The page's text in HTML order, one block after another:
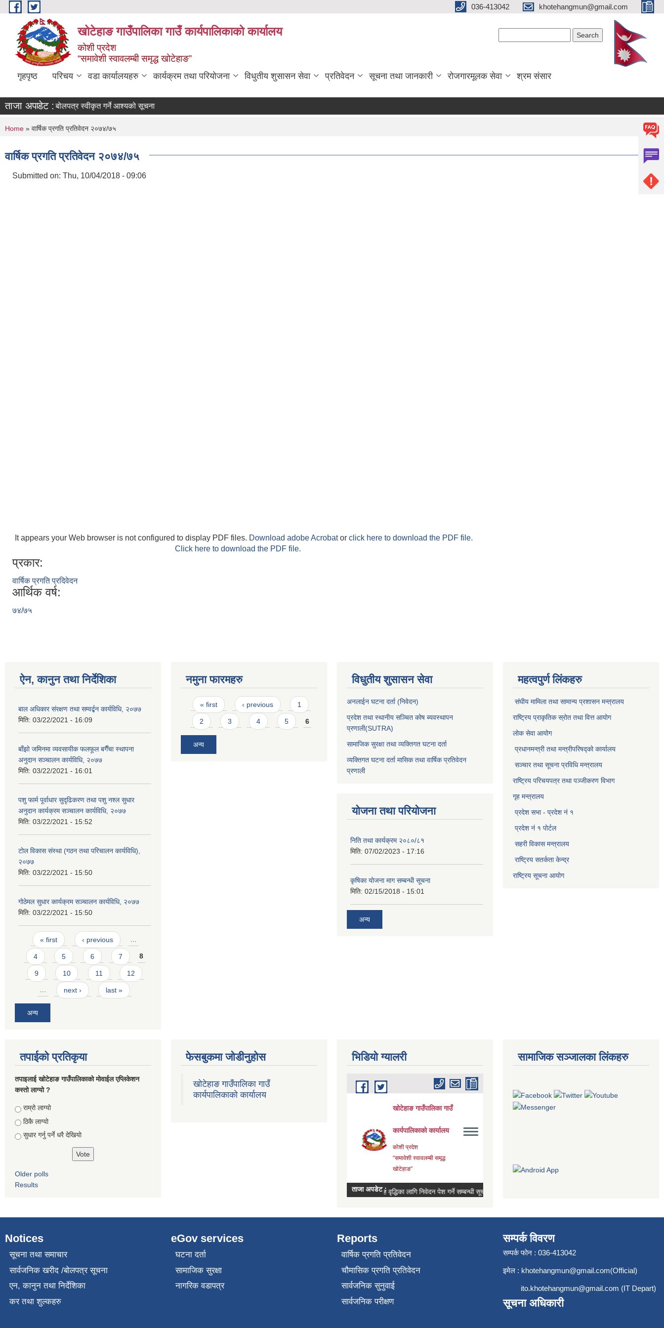
Skip to main content 036-413042 khotehangmun@gmail.com
खोटेहाङ गाउँपालिका गाउँ कार्यपालिकाको कार्यालय
कोशी प्रदेश
“समावेशी स्वावलम्बी समृद्ध खोटेहाङ”
गृहपृष्ठ परिचय वडा कार्यालयहरु कार्यक्रम तथा परियोजना विधुतीय शुसासन सेवा प्रतिवेदन सूचना तथा जानकारी रोजगारमूलक सेवा श्रम संसार
ताजा अपडेट :बोलपत्र स्वीकृत गर्ने आश्यको सूचना
You are here
Home » वार्षिक प्रगति प्रतिवेदन २०७४/७५
वार्षिक प्रगति प्रतिवेदन २०७४/७५
Submitted on: Thu, 10/04/2018 - 09:06
It appears your Web browser is not configured to display PDF files. Download adobe Acrobator click here to download the PDF file.
Click here to download the PDF file.
प्रकार:
वार्षिक प्रगति प्रदिवेदन
आर्थिक वर्ष:
७४/७५
ऐन, कानुन तथा निर्देशिका
बाल अधिकार संरक्षण तथा सम्वर्द्बन कार्यविधि, २०७७
मिति: 03/22/2021 - 16:09
बाँझो जमिनमा व्यवसायीक फलफूल बगैँचा स्थापना
अनुदान सञ्चालन कार्यविधि, २०७७
मिति: 03/22/2021 - 16:01
पशु फार्म पूर्वाधार सुदृढिकरण तथा पशु नश्ल सुधार
अनुदान कार्यक्रम सञ्चालन कार्यविधि, २०७७
मिति: 03/22/2021 - 15:52
टोल विकास संस्था (गठन तथा परिचालन कार्यविधि),
२०७७
मिति: 03/22/2021 - 15:50
गोठेमल सुधार कार्यक्रम सञ्चालन कार्यविधि, २०७७
मिति: 03/22/2021 - 15:50
Pages
« first ‹ previous …
4 5 6 7 8
9 10 11 12
… next › last »
अन्य
नमुना फारमहरु
Pages
« first ‹ previous 1
2 3 4 5 6
अन्य
विधुतीय शुसासन सेवा
अनलाईन घटना दर्ता (निवेदन)
प्रदेश तथा स्थानीय सञ्चित कोष ब्यवस्थापन
प्रणाली(SUTRA)
सामाजिक सुरक्षा तथा व्यक्तिगत घटना दर्ता
व्यक्तिगत घटना दर्ता मासिक तथा वार्षिक प्रतिवेदन
प्रणाली
योजना तथा परियोजना
निति तथा कार्यक्रम २०८०/८१
मिति: 07/02/2023 - 17:16
कृषिका योजना माग सम्बन्धी सूचना
मिति: 02/15/2018 - 15:01
अन्य
महत्वपुर्ण लिंकहरु
संघीय मामिला तथा सामान्य प्रशासन मन्त्रालय
राष्ट्रिय प्राकृतिक स्राेत तथा वित्त आयोग
लोक सेवा आयोग
प्रधानमन्त्री तथा मन्त्रीपरिषद्को कार्यालय
सञ्‍चार तथा सूचना प्रविधि मन्त्रालय
राष्ट्रिय परिचयपत्र तथा पञ्जीकरण विभाग​
गृह मन्त्रालय
प्रदेश सभा - प्रदेश नं १
प्रदेश नं १ पोर्टल
सहरी विकास मन्त्रालय
राष्ट्रिय सतर्कता केन्द्र
राष्ट्रिय सूचना आयोग
तपाईको प्रतिकृया
तपाइलाई खोटेहाङ गाउँपालिकाको माेवाईल एप्लिकेशन
कस्तो लाग्यो ?
Choices
राम्रो लाग्यो
ठिकै लाग्यो
सुधार गर्नु पर्ने धरै देखियाे
Older polls
Results
फेसबुकमा जोडीनुहोस
खोटेहाङ गाउँपालिका गाउँ
कार्यपालिकाको कार्यालय
भिडियाे ग्यालरी सामाजिक सञ्जालका लिंकहरु
Notices
सूचना तथा समाचार
सार्वजनिक खरीद /बोलपत्र सूचना
एन, कानुन तथा निर्देशिका
कर तथा शुल्कहरु
eGov services
घटना दर्ता
सामाजिक सुरक्षा
नागरिक वडापत्र
Reports
वार्षिक प्रगति प्रतिवेदन
चौमासिक प्रगति प्रतिवेदन
सार्वजनिक सुनुवाई
सार्वजनिक परीक्षण
सम्पर्क विवरण
सम्पर्क फोन : 036-413042
इमेल : khotehangmun@gmail.com(Official)
ito.khotehangmun@gmail.com (IT Depart)
सूचना अधिकारी